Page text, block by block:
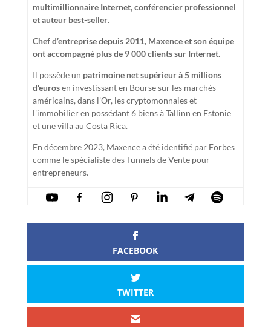
multimillionnaire Internet, conférencier professionnel
et auteur best-seller.
Chef d’entreprise depuis 2011, Maxence et son équipe
ont accompagné plus de 9 000 clients sur Internet.
Il possède un patrimoine net supérieur à 5 millions
d'eurosen investissant en Bourse sur les marchés
américains, dans l'Or, les cryptomonnaies et
l'immobilier en possédant 6 biens à Tallinn en Estonie
et une villa au Costa Rica.
En décembre 2023, Maxence a été identifié par Forbes
comme le spécialiste des Tunnels de Vente pour
entrepreneurs.
FACEBOOK
TWITTER